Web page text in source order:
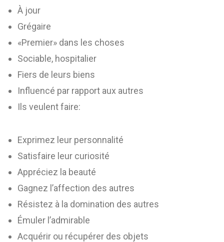
À jour
Grégaire
«Premier» dans les choses
Sociable, hospitalier
Fiers de leurs biens
Influencé par rapport aux autres
Ils veulent faire:
Exprimez leur personnalité
Satisfaire leur curiosité
Appréciez la beauté
Gagnez l’affection des autres
Résistez à la domination des autres
Émuler l’admirable
Acquérir ou récupérer des objets